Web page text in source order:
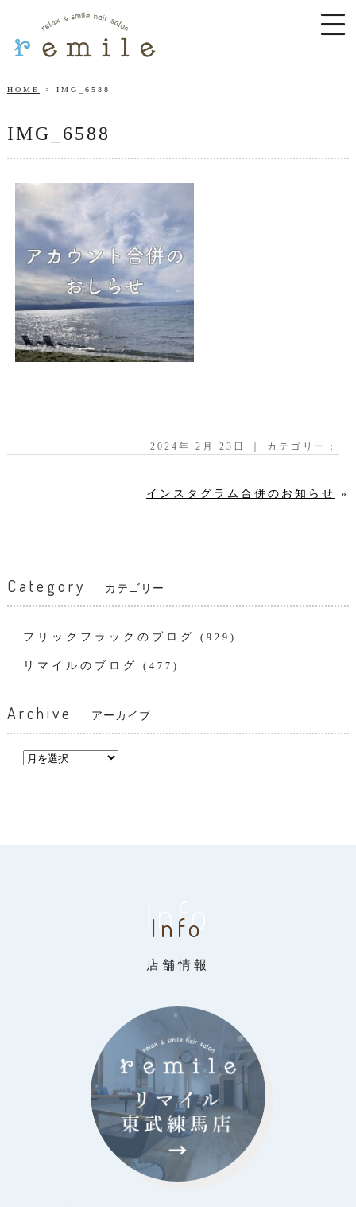
HOME IMG_6588
IMG_6588
2024年 2月 23日 ｜ カテゴリー：
インスタグラム合併のお知らせ »
Category カテゴリー
フリックフラックのブログ (929)
リマイルのブログ (477)
Archive アーカイブ
Info
Info
店舗情報